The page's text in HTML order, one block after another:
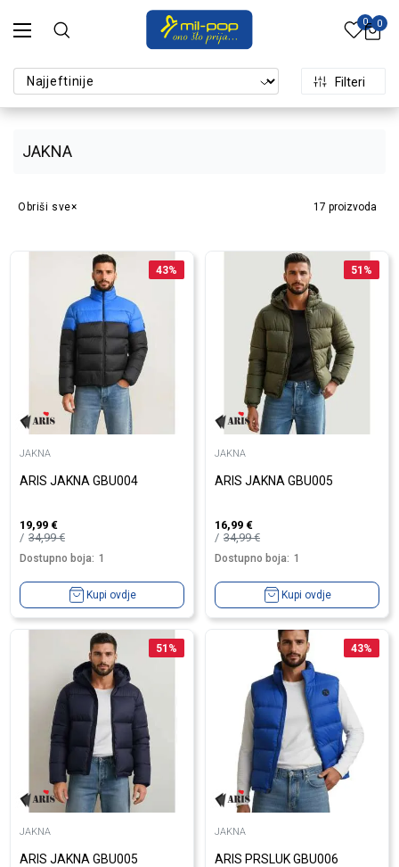
0 0
JAKNA
Filteri
17 proizvoda
Obriši sve
43%
JAKNA
ARIS JAKNA GBU004
19,99 €
34,99€
Dostupno boja: 1
Kupi ovdje
51 %
JAKNA
ARIS JAKNA GBU005
16,99 €
34,99€
Dostupno boja: 1
Kupi ovdje
51 %
JAKNA
ARIS JAKNA GBU005
43%
JAKNA
ARIS PRSLUK GBU006